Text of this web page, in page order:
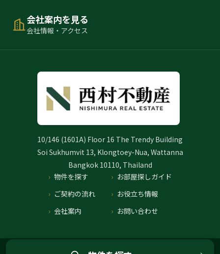
会社案内を見る
会社情報・アクセス
10/146 (1601A) Floor 16 The Trendy Building
Soi Sukhumvit 13, Klongtoey-Nua, Wattanna
Bangkok 10110, Thailand
物件を探す
お部屋探しガイド
ご契約の流れ
お役立ち情報
会社案内
お問い合わせ
プライバシーポリシー